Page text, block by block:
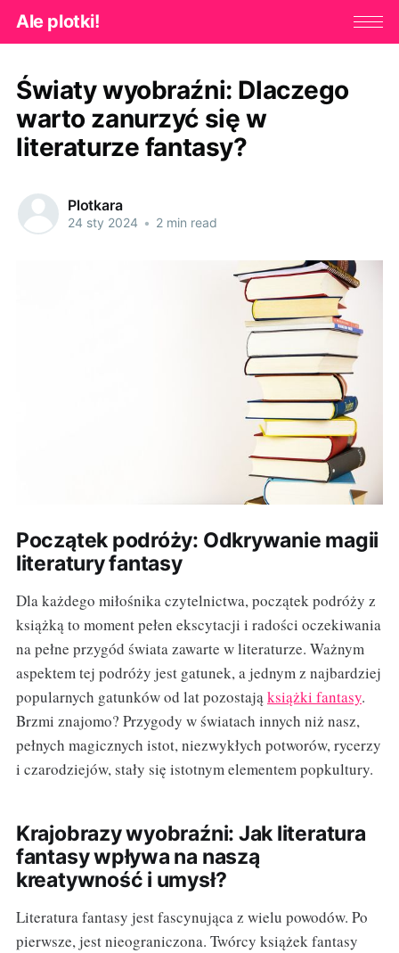
Ale plotki!
Światy wyobraźni: Dlaczego
warto zanurzyć się w
literaturze fantasy?
Plotkara
24 sty 2024 • 2 min read
Początek podróży: Odkrywanie magii
literatury fantasy
Dla każdego miłośnika czytelnictwa, początek podróży z
książką to moment pełen ekscytacji i radości oczekiwania
na pełne przygód świata zawarte w literaturze. Ważnym
aspektem tej podróży jest gatunek, a jednym z najbardziej
popularnych gatunków od lat pozostająksiążki fantasy.
Brzmi znajomo? Przygody w światach innych niż nasz,
pełnych magicznych istot, niezwykłych potworów, rycerzy
i czarodziejów, stały się istotnym elementem popkultury.
Krajobrazy wyobraźni: Jak literatura
fantasy wpływa na naszą
kreatywność i umysł?
Literatura fantasy jest fascynująca z wielu powodów. Po
pierwsze, jest nieograniczona. Twórcy książek fantasy